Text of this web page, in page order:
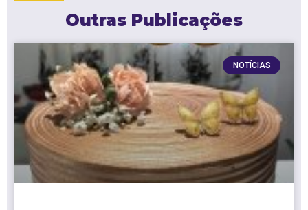
Outras Publicações
NOTÍCIAS